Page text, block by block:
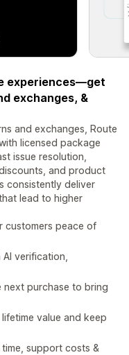
experiences—get
exchanges, &
and exchanges, Route
licensed package
issue resolution,
and product
consistently deliver
lead to higher
customers peace of
AI verification,
purchase to bring
value and keep
support costs &